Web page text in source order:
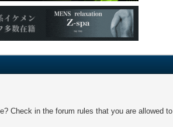
Check in the forum rules that you are allowed to